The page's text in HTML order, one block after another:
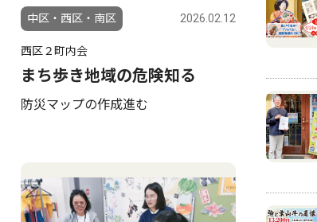
中区・西区・南区 2026.02.12
西区２町内会
まち歩き地域の危険知る
防災マップの作成進む